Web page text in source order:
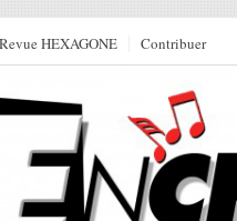
Revue HEXAGONE Contribuer